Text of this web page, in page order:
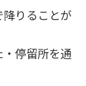
りることが
・停留所を通